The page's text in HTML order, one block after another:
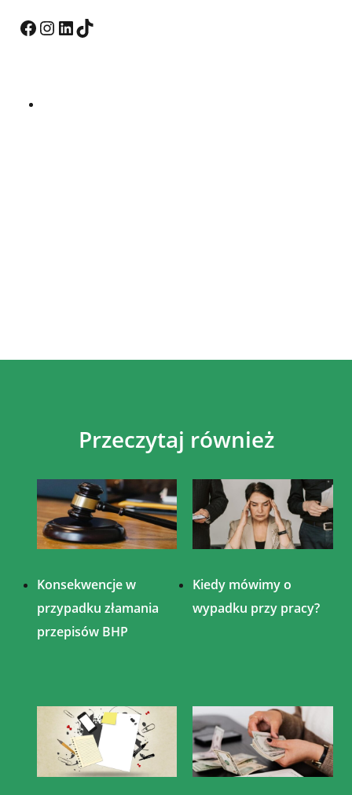
Facebook InstagramLinkedIn TikTok
Przeczytaj również
Konsekwencje w
przypadku złamania
przepisów BHP
Kiedy mówimy o
wypadku przy pracy?